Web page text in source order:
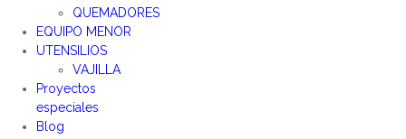
QUEMADORES
EQUIPO MENOR
UTENSILIOS
VAJILLA
Proyectos
especiales
Blog